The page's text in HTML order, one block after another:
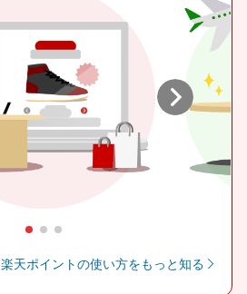
Next
楽天ポイントの使い方をもっと知る